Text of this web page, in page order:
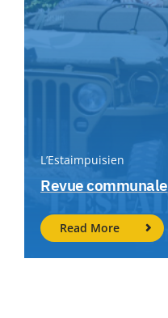
L’Estaimpuisien
Revue communale
Read More